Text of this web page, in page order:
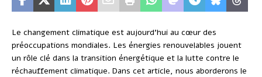
Le changement climatique est aujourd’hui au cœur des
préoccupations mondiales. Les énergies renouvelables jouent
un rôle clé dans la transition énergétique et la lutte contre le
réchauffement climatique. Dans cet article, nous aborderons le